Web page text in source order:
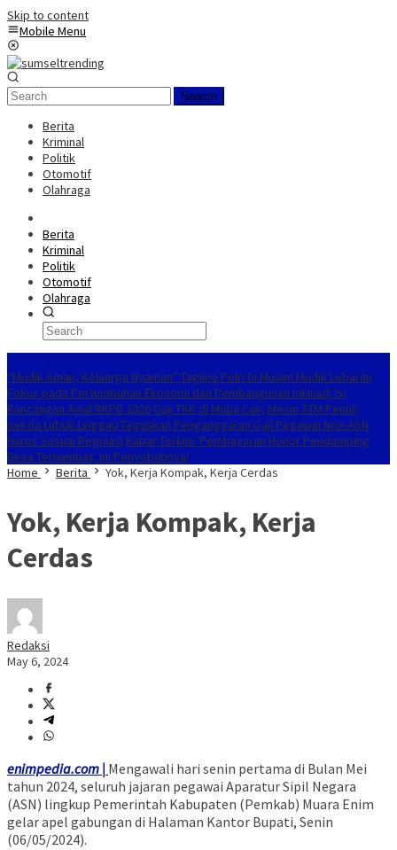
Skip to content
Mobile Menu
Search
Berita
Kriminal
Politik
Otomotif
Olahraga
Berita
Kriminal
Politik
Otomotif
Olahraga
“Mudik Aman, Keluarga Nyaman” Tagline Polri Di Musim Mudik Lebaran
Fokus pada Pertumbuhan Ekonomi dan Pembangunan Inklusif, isi
Rancangan Awal RKPD 2026 Gaji TKK di Muba Cair, Mesin ATM Penuh
Sekda Lubuk Linggau Tegaskan Penganggaran Gaji Pegawai Non-ASN
Harus Sesuai Regulasi Kabar Terkini: Pembayaran Honor Pendamping
Desa Terhambat, Ini Penyebabnya!
Home
Berita Yok, Kerja Kompak, Kerja Cerdas
Yok, Kerja Kompak, Kerja
Cerdas
Redaksi
May 6, 2024
enimpedia.com | Mengawali hari senin pertama di Bulan Mei
tahun 2024, seluruh jajaran pegawai Aparatur Sipil Negara
(ASN) lingkup Pemerintah Kabupaten (Pemkab) Muara Enim
gelar apel gabungan di Halaman Kantor Bupati, Senin
(06/05/2024).